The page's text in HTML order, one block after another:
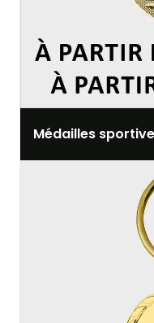
Médailles